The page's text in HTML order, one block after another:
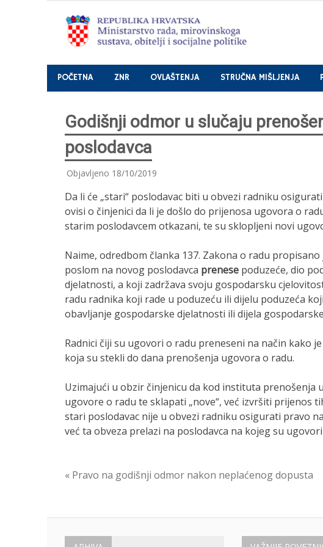
POČETNA ZNR OVLAŠTENJA STRUČNA MIŠLJENJA
Godišnji odmor u slučaju
poslodavca
Objavljeno 18/10/2019
Da li će „stari“ poslodavac biti u obvezi radniku
ovisi o činjenici da li je došlo do prijenosa ugovora o
starim poslodavcem otkazani, te su sklopljeni novi
Naime, odredbom članka 137. Zakona o radu
poslom na novog poslodavca prenese poduzeće, dio
djelatnosti, a koji zadržava svoju gospodarsku
radu radnika koji rade u poduzeću ili dijelu poduzeća
obavljanje gospodarske djelatnosti ili dijela
Radnici čiji su ugovori o radu preneseni na način kako
koja su stekli do dana prenošenja ugovora o radu.
Uzimajući u obzir činjenicu da kod instituta prenošenja
ugovore o radu te sklapati „nove“, već izvršiti prijenos
stari poslodavac nije u obvezi radniku osigurati pravo
već ta obveza prelazi na poslodavca na kojeg su
Navigacija
« Pravo na godišnji odmor nakon neplaćenog dopusta